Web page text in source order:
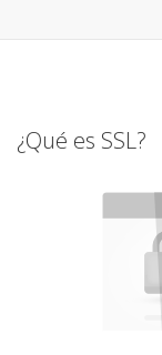
¿Qué es SSL?